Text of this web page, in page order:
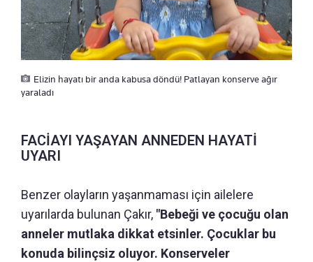
Elizin hayatı bir anda kabusa döndü! Patlayan konserve ağır
yaraladı
FACİAYI YAŞAYAN ANNEDEN HAYATİ
UYARI
Benzer olayların yaşanmaması için ailelere
uyarılarda bulunan Çakır, "Bebeği ve çocuğu olan
anneler mutlaka dikkat etsinler. Çocuklar bu
konuda bilinçsiz oluyor. Konserveler